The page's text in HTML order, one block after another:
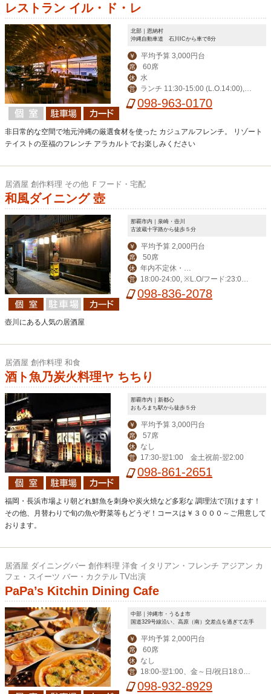
レストラン イル・ド・レ
北部｜恩納村
沖縄自動車道 石川ICから車で8分
￥ 平均予算 3,000円台
席 60席
休 水
営
ランチ 11:30-15:00 (L.O.14:00),デ
ィナー 17:30-23:00 (L.O.21:00)
098-963-0170
非日常的な空間で地元沖縄の厳選食材を使った カジュアルフレンチ。 リゾート
テイストの至福のフレンチ アラカルトでお楽しみください
居酒屋 創作料理 その他 Ｆフード・宅配
和風ダイニング 壺
那覇市内｜泉崎・壺川
古波蔵十字路から徒歩５分
￥ 平均予算 2,000円台
席 50席
休
年内不定休・お
盆・大晦日・正月三
が日
営
18:00-24:00, ※L.O/フード:23:0
0・ドリンク:23:30
098-836-2078
壺川にある人気の居酒屋
居酒屋 創作料理 和食
酒ト魚乃炭火料理ヤ ちちり
那覇市内｜新都心
おもろまち駅から徒歩５分
￥ 平均予算 3,000円台
席 57席
休 なし
営 17:30‐翌1:00 金土祝前-翌2:00
098-861-2651
福岡・長浜市場より朝どれ鮮魚を刺身や炭火焼など多彩な 調理法で頂けます！
その他、月替わりで旬の魚や野菜等もどうぞ！コースは￥３０００～ご用意して
おります。
居酒屋 ダイニングバー 創作料理 洋食 イタリアン・フレンチ アジアン カ
フェ・スイーツ バー・カクテル TV出演
PaPa’s Kitchin Dining Cafe
中部｜沖縄市・うるま市
国道329号線沿い、高原（南）交差点を過ぎて左手
￥ 平均予算 2,000円台
席 60席
休 なし
営
18:00‐翌1:00、金～日/祝日18:00-
翌2:00
098-932-8929